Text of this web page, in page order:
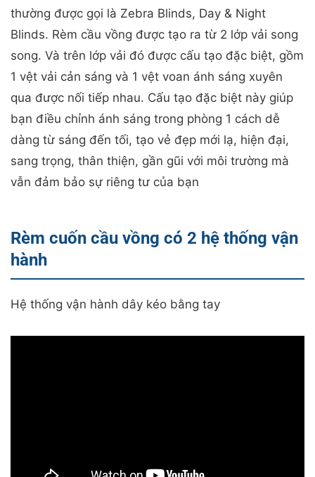
thường được gọi là Zebra Blinds, Day & Night
Blinds. Rèm cầu vồng được tạo ra từ 2 lớp vải song
song. Và trên lớp vải đó được cấu tạo đặc biệt, gồm
1 vệt vải cản sáng và 1 vệt voan ánh sáng xuyên
qua được nối tiếp nhau. Cấu tạo đặc biệt này giúp
bạn điều chỉnh ánh sáng trong phòng 1 cách dễ
dàng từ sáng đến tối, tạo vẻ đẹp mới lạ, hiện đại,
sang trọng, thân thiện, gần gũi với môi trường mà
vẫn đảm bảo sự riêng tư của bạn
Rèm cuốn cầu vồng có 2 hệ thống vận
hành
Hệ thống vận hành dây kéo bằng tay